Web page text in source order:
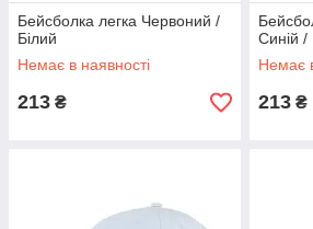
Бейсболка легка Червоний /
Білий
Немає в наявності
213 ₴
Синій /
Немає
213 ₴